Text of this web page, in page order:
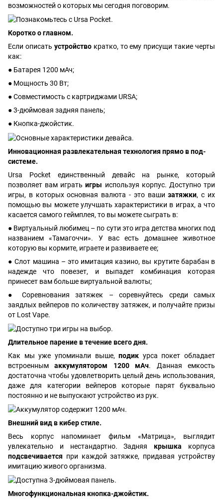
возможностей о которых мы сегодня поговорим.
Коротко о главном.
Если описать устройство кратко, то ему присущи такие черты
как:
● Батарея 1200 мАч;
● Мощность 30 Вт;
● Совместимость с картриджами URSA;
● 3-дюймовая задняя панель;
● Кнопка-джойстик.
Инновационная развлекательная технология прямо в под-
системе.
Ursa Pocket единственный девайс на рынке, который
позволяет вам игратьигры используя корпус. Доступно три
игры, в которых основная валюта - это вашизатяжки, с их
помощью вы можете улучшать характеристики в играх, а что
касается самого геймплея, то вы можете сыграть в:
● Виртуальный любимец – по сути это игра детства многих под
названием «Тамагоччи». У вас есть домашнее животное
которую вы кормите, играете и развиваете ее;
● Слот машина – это имитация казино, вы крутите барабан в
надежде что повезет, и выпадет комбинация которая
принесет вам больше виртуальной валюты;
● Соревнования затяжек – соревнуйтесь среди самых
заядлых вейперов по количеству затяжек, и получайте призы
от Lost Vape.
Длительное парение в течение всего дня.
Как мы уже упоминали выше,подик урса покет обладает
встроеннымаккумулятором 1200 мАч. Данная емкость
достаточна чтобы удовлетворить целый день использования,
даже для категории вейперов которые парят буквально
постоянно и не выпускают устройство из рук.
Внешний вид в кибер стиле.
Весь корпус напоминает фильм «Матрица», выглядит
увлекательно и нестандартно. Задняякрышка корпуса
подсвечивается при каждой затяжке, придавая устройству
имитацию живого организма.
Многофункциональная кнопка-джойстик.